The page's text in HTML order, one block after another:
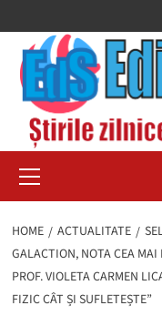
to
content
Menu
HOME ACTUALITATE
GALACTION, NOTA CEA
PROF. VIOLETA CARMEN
FIZIC CÂT ȘI SUFLETEȘTE”